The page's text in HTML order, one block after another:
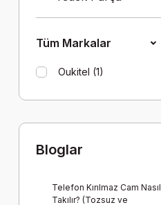
Tüm Markalar
Oukitel (1)
Bloglar
Telefon Kırılmaz Cam Nasıl
Takılır? (Tozsuz ve